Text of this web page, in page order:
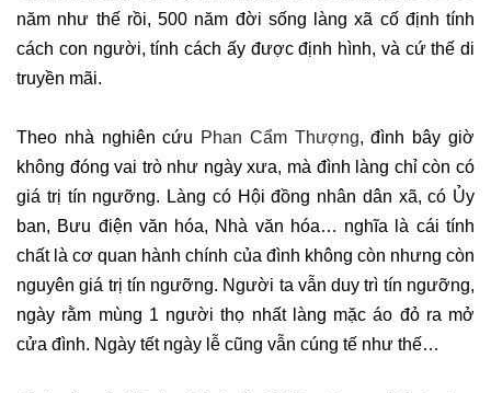
năm như thế rồi, 500 năm đời sống làng xã cố định tính
cách con người, tính cách ấy được định hình, và cứ thế di
truyền mãi.
Theo nhà nghiên cứu Phan Cẩm Thượng, đình bây giờ
không đóng vai trò như ngày xưa, mà đình làng chỉ còn có
giá trị tín ngưỡng. Làng có Hội đồng nhân dân xã, có Ủy
ban, Bưu điện văn hóa, Nhà văn hóa… nghĩa là cái tính
chất là cơ quan hành chính của đình không còn nhưng còn
nguyên giá trị tín ngưỡng. Người ta vẫn duy trì tín ngưỡng,
ngày rằm mùng 1 người thọ nhất làng mặc áo đỏ ra mở
cửa đình. Ngày tết ngày lễ cũng vẫn cúng tế như thế…